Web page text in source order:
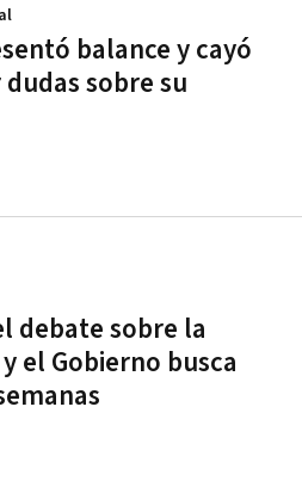
balance y cayó
sobre su
debate sobre la
el Gobierno busca